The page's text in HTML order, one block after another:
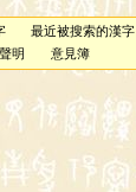
最近被搜索的漢字
明 意見簿